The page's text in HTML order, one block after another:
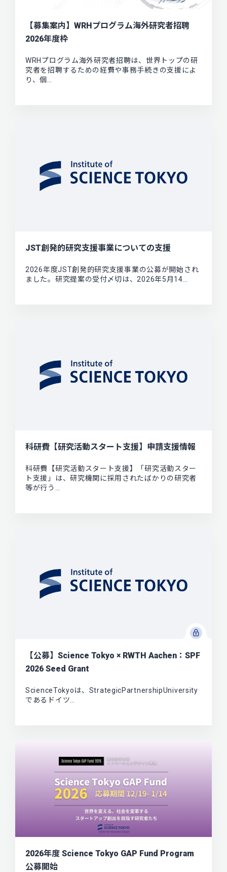
【募集案内】WRHプログラム海外研究者招聘
2026年度枠
WRHプログラム海外研究者招聘は、世界トップの研
究者を招聘するための経費や事務手続きの支援によ
り、個…
JST創発的研究支援事業についての支援
2026年度JST創発的研究支援事業の公募が開始され
ました。研究提案の受付〆切は、2026年5月14…
科研費【研究活動スタート支援】申請支援情報
科研費【研究活動スタート支援】「研究活動スター
ト支援」は、研究機関に採用されたばかりの研究者
等が行う…
【公募】Science Tokyo × RWTH Aachen：SPF
2026 Seed Grant
ScienceTokyoは、StrategicPartnershipUniversity
であるドイツ…
2026年度 Science Tokyo GAP Fund Program
公募開始